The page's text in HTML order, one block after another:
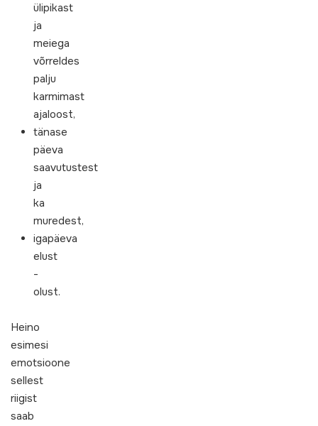
ülipikast
ja
meiega
võrreldes
palju
karmimast
ajaloost,
tänase
päeva
saavutustest
ja
ka
muredest,
igapäeva
elust
-
olust.
Heino
esimesi
emotsioone
sellest
riigist
saab